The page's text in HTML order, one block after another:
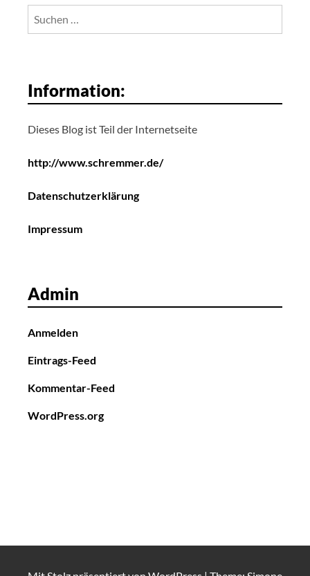
Information:
Dieses Blog ist Teil der Internetseite
http://www.schremmer.de/
Datenschutzerklärung
Impressum
Admin
Anmelden
Eintrags-Feed
Kommentar-Feed
WordPress.org